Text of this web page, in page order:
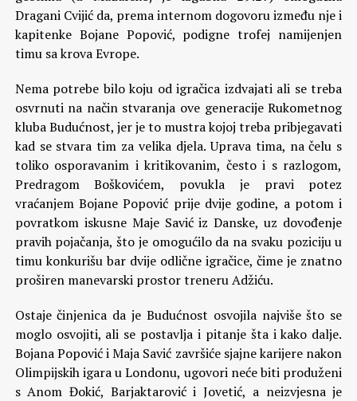
Dragani Cvijić da, prema internom dogovoru između nje i
kapitenke Bojane Popović, podigne trofej namijenjen
timu sa krova Evrope.
Nema potrebe bilo koju od igračica izdvajati ali se treba
osvrnuti na način stvaranja ove generacije Rukometnog
kluba Budućnost, jer je to mustra kojoj treba pribjegavati
kad se stvara tim za velika djela. Uprava tima, na čelu s
toliko osporavanim i kritikovanim, često i s razlogom,
Predragom Boškovićem, povukla je pravi potez
vraćanjem Bojane Popović prije dvije godine, a potom i
povratkom iskusne Maje Savić iz Danske, uz dovođenje
pravih pojačanja, što je omogućilo da na svaku poziciju u
timu konkurišu bar dvije odlične igračice, čime je znatno
proširen manevarski prostor treneru Adžiću.
Ostaje činjenica da je Budućnost osvojila najviše što se
moglo osvojiti, ali se postavlja i pitanje šta i kako dalje.
Bojana Popović i Maja Savić završiće sjajne karijere nakon
Olimpijskih igara u Londonu, ugovori neće biti produženi
s Anom Đokić, Barjaktarović i Jovetić, a neizvjesna je